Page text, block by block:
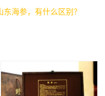
海参，有什么区别？